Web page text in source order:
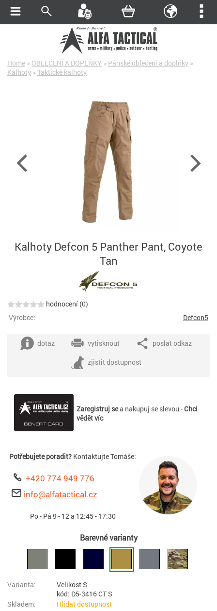
Home > OBLEČENÍ A DOPLŇKY > Pánské oblečení a doplňky >
Kalhoty >Taktické kalhoty
Kalhoty Defcon 5 Panther Pant, Coyote
Tan
hodnocení (0)
Výrobce:
Defcon5
dotaz vytisknout poslat odkaz
zjistit dostupnost
Zaregistruj sea nakupuj se slevou -Chci
vědět víc
Potřebujete poradit? Kontaktujte Tomáše:
+420 774 949 776
info@alfatactical.cz
Po - Pá 9 - 12 a 12:45 - 17:30
Barevné varianty
Velikost S
kód: D5-3416 CT S
Hlídat dostupnost